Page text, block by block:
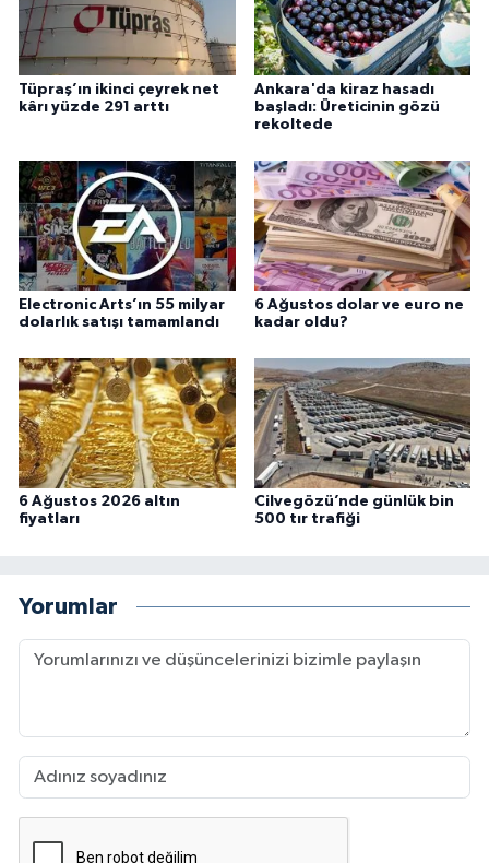
Tüpraş’ın ikinci çeyrek net
kârı yüzde 291 arttı
Ankara'da kiraz hasadı
başladı: Üreticinin gözü
rekoltede
Electronic Arts’ın 55 milyar
dolarlık satışı tamamlandı
6 Ağustos dolar ve euro ne
kadar oldu?
6 Ağustos 2026 altın
fiyatları
Cilvegözü’nde günlük bin
500 tır trafiği
Yorumlar